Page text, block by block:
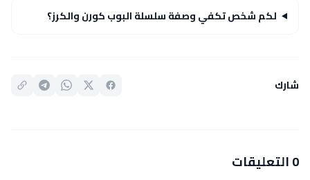
لكم شخص تكفي وصفة سلسلة البوب كورن والكرز؟
شارك
0 التعليقات